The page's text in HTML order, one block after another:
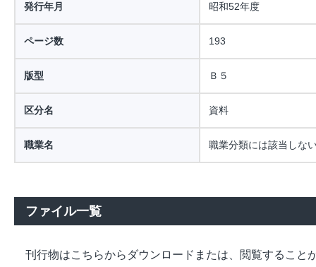
発行年月 昭和52年度
ページ数 193
版型 Ｂ５
区分名 資料
職業名 職業分類には該当しな
ファイル一覧
刊行物はこちらからダウンロードまたは、閲覧すること